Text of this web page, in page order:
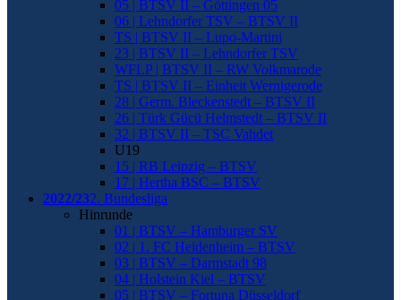
05 | BTSV II – Göttingen 05
06 | Lehndorfer TSV – BTSV II
TS | BTSV II – Lupo-Martini
23 | BTSV II – Lehndorfer TSV
WFLP | BTSV II – RW Volkmarode
TS | BTSV II – Einheit Wernigerode
28 | Germ. Bleckenstedt – BTSV II
26 | Türk Gücü Helmstedt – BTSV II
32 | BTSV II – TSC Vahdet
U19
15 | RB Leipzig – BTSV
17 | Hertha BSC – BTSV
2022/232. Bundesliga
Hinrunde
01 | BTSV – Hamburger SV
02 | 1. FC Heidenheim – BTSV
03 | BTSV – Darmstadt 98
04 | Holstein Kiel – BTSV
05 | BTSV – Fortuna Düsseldorf